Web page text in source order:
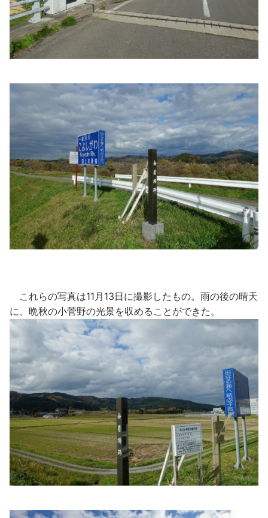
これらの写真は11月13日に撮影したもの。雨の後の晴天
に、晩秋の小菅野の光景を収めることができた。